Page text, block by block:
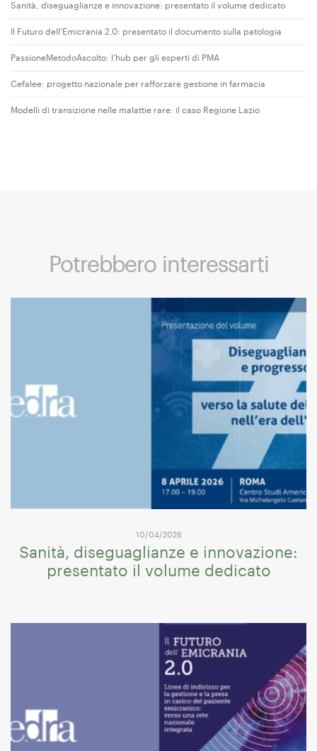
Sanità, diseguaglianze e innovazione: presentato il volume dedicato
Il Futuro dell’Emicrania 2.0: presentato il documento sulla patologia
PassioneMetodoAscolto: l’hub per gli esperti di PMA
Cefalee: progetto nazionale per rafforzare gestione in farmacia
Modelli di transizione nelle malattie rare: il caso Regione Lazio
Potrebbero interessarti
10/04/2026
Sanità, diseguaglianze e innovazione:
presentato il volume dedicato